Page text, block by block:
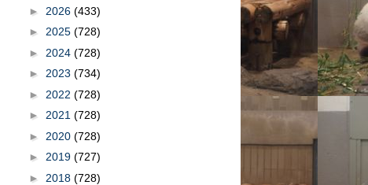
► 2026 (433)
► 2025 (728)
► 2024 (728)
► 2023 (734)
► 2022 (728)
► 2021 (728)
► 2020 (728)
► 2019 (727)
► 2018 (728)